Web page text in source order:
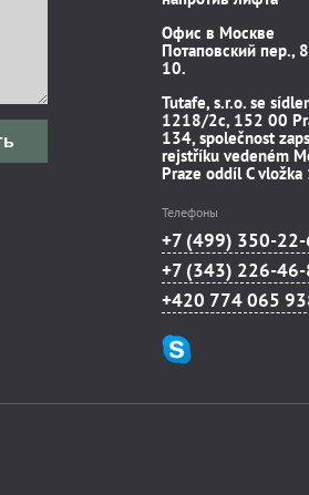
Офис в Москве
Потаповский пер.,
10.
Tutafe, s.r.o. se
1218/2c, 152 00
134, společnost
rejstříku vedeném
Praze oddíl C
Телефоны
+7 (499) 350-
+7 (343) 226-
+420 774 065